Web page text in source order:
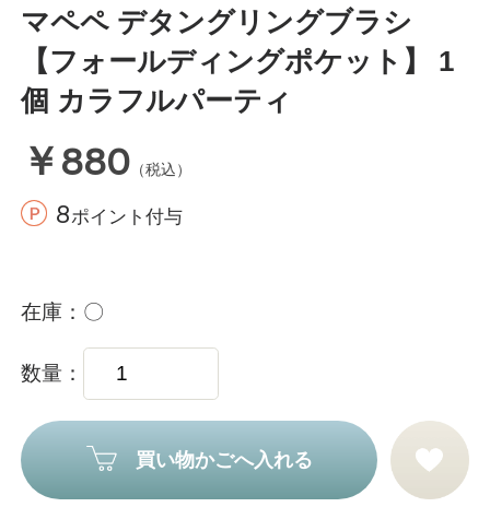
マペペ デタングリングブラシ
【フォールディングポケット】 1
個 カラフルパーティ
￥880 （税込）
8ポイント付与
在庫 〇
数量
買い物かごへ入れる